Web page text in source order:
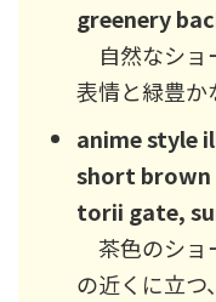
greenery
自然なショ
表情と緑豊か
anime style
short brown
torii gate,
茶色のショ
の近くに立つ